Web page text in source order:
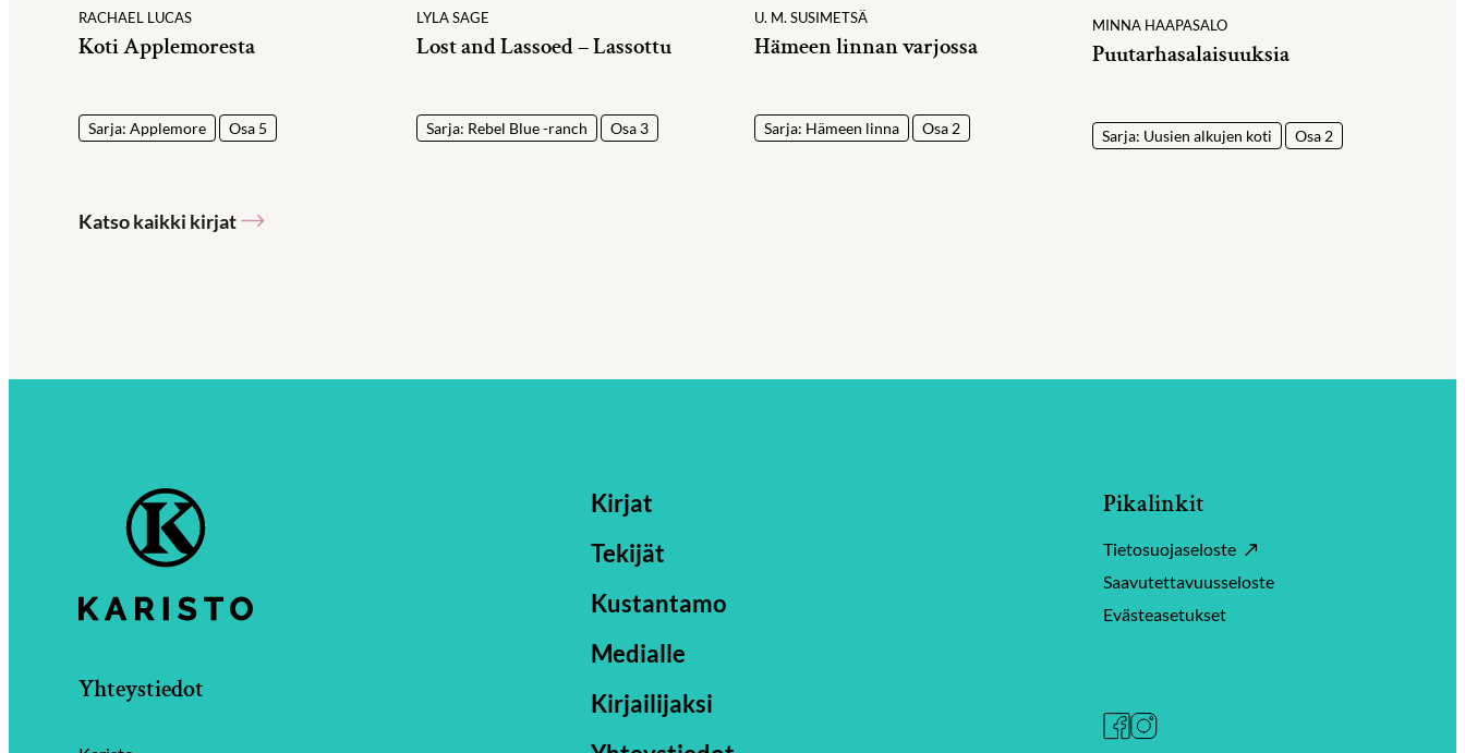
RACHAEL LUCAS
Koti Applemoresta
Sarja: Applemore Osa 5
LYLA SAGE
Lost and Lassoed – Lassottu
Sarja: Rebel Blue -ranch Osa 3
U. M. SUSIMETSÄ
Hämeen linnan varjossa
Sarja: Hämeen linna Osa 2
MINNA HAAPASALO
Puutarhasalaisuuksia
Sarja: Uusien alkujen koti Osa 2
Katso kaikki kirjat
Yhteystiedot
Kirjat
Tekijät
Kustantamo
Medialle
Kirjailijaksi
Pikalinkit
Tietosuojaseloste
Saavutettavuusseloste
Evästeasetukset
Facebook
Instagram